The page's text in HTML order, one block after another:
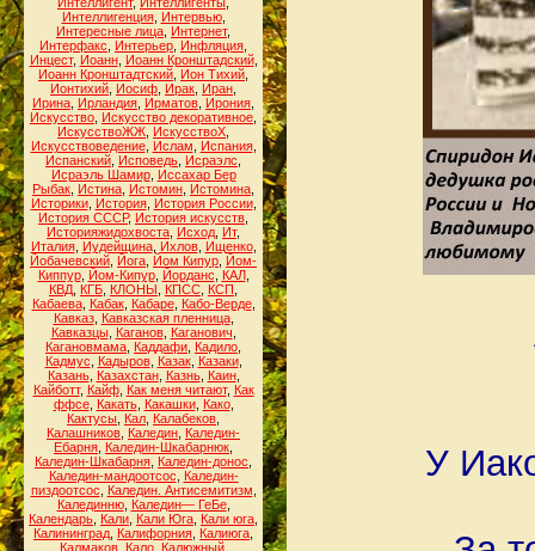
Интеллигенция, Интервью,
Интересные лица Интернет,
Интерфакс
Интерьер Инфляция
Инцест, Иоанн, Иоанн Кронштадский,
Иоанн Кронштадтский Ион Тихий
Ионтихий Иосиф Ирак Иран
Ирина Ирландия Ирматов Ирония
Искусство Искусство декоративное
ИскусствоЖЖ ИскусствоХ
Искусствоведение, Ислам Испания,
Испанский Исповедь Исраэлс
Исраэль Шамир, Иссахар Бер
Рыбак Истина Истомин Истомина
Историки, История, История России,
История СССР, История искусств
Историяжидохвоста Исход Ит,
Италия, Иудейщина, Ихлов, Ищенко,
Йобачевский Йога Йом Кипур Йом-
Киппур, Йом-Кипур, Йорданс КАЛ,
КВД КГБ КЛОНЫ КПСС КСП
Кабаева, Кабак, Кабаре, Кабо-Верде,
Кавказ, Кавказская пленница,
Кавказцы, Каганов, Каганович
Кагановмама Каддафи Кадило
Кадмус
Кадыров, Казак, Казаки,
Казань, Казахстан, Казнь, Каин,
Кайботт, Кайф, Как меня читают, Как
ффсе, Какать, Какашки, Како,
Кактусы Кал Калабеков
Калашников Каледин Каледин-
Ебарня Каледин-Шкабарнюк
Каледин-Шкабарня Каледин-донос
Каледин-мандоотсос
Каледин-
пиздоотсос
Каледин. Антисемитизм
Калединню, Каледин— ГеБе,
Календарь Кали Кали Юга Кали юга
Калининград Калифорния Калиюга
Калмаков, Кало, Калюжный,
У